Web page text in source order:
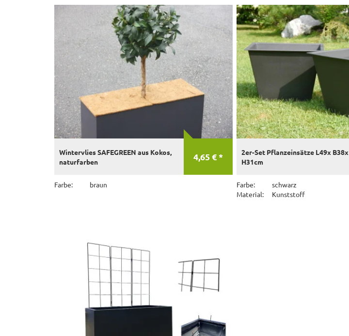
4,65 € *
Wintervlies SAFEGREEN aus Kokos,
naturfarben
Farbe: braun
2er-Set Pflanzeinsätze L49x B38x
H31cm
Farbe:
schwarz
Material:
Kunststoff